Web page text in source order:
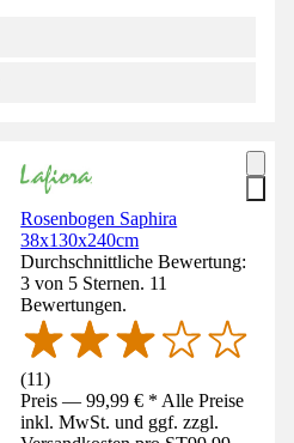
Rosenbogen Saphira
38x130x240cm
Durchschnittliche Bewertung:
3 von 5 Sternen. 11
Bewertungen.
(11)
Preis — 99,99 € * Alle Preise
inkl. MwSt. und ggf. zzgl.